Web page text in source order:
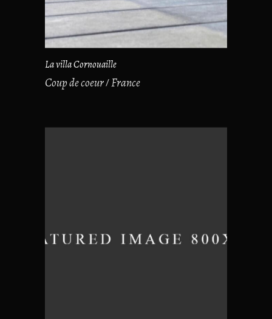
La villa Cornouaille
Coup de coeur France